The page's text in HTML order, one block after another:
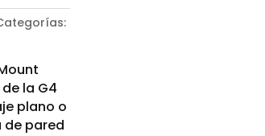
la G4
plano o
pared